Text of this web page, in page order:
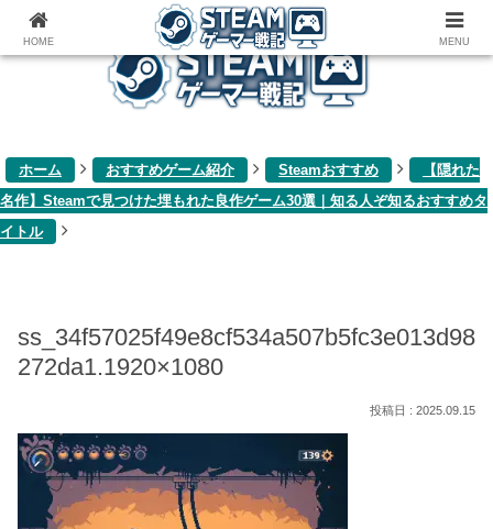
ゲーム関連雑記ブログ
ホーム おすすめゲーム紹介 Steamおすすめ
【隠れた
名作】Steamで見つけた埋もれた良作ゲーム30選｜知る人ぞ知るおすすめタ
イトル
ss_34f57025f49e8cf534a507b5fc3e013d98
272da1.1920×1080
2025.09.15
HOME MENU